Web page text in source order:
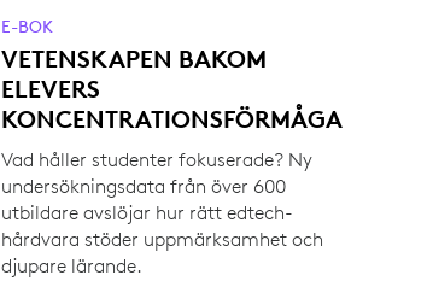
E-BOK
VETENSKAPEN BAKOM
ELEVERS
KONCENTRATIONSFÖRMÅGA
Vad håller studenter fokuserade? Ny
undersökningsdata från över 600
utbildare avslöjar hur rätt edtech-
hårdvara stöder uppmärksamhet och
djupare lärande.